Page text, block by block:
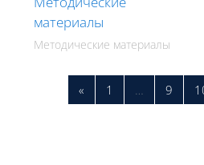
материалы
Методические материалы
« Предыдущая
1 Страница 1
9